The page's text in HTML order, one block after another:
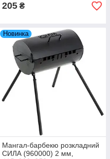
205 ₴
Новинка
Мангал-барбекю розкладний
СИЛА (960000) 2 мм,